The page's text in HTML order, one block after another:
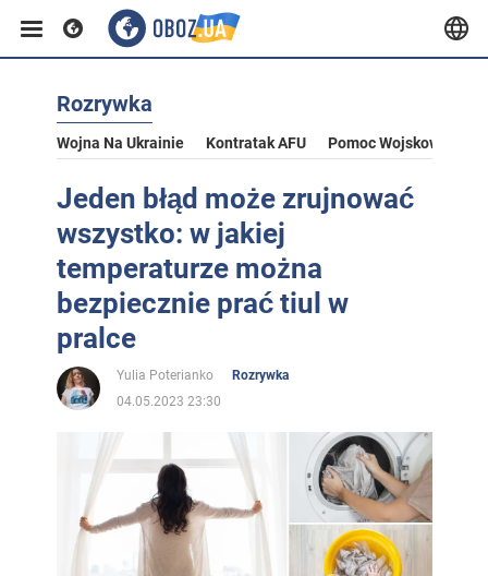
Rozrywka
Wojna Na Ukrainie Kontratak AFU Pomoc Wojskowa Dla
Jeden błąd może zrujnować
wszystko: w jakiej
temperaturze można
bezpiecznie prać tiul w
pralce
Yulia Poterianko
Rozrywka
04.05.2023 23:30